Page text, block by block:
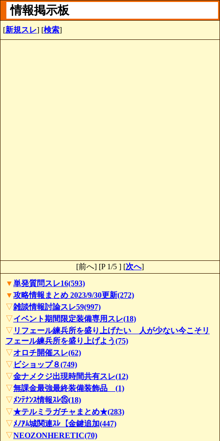
情報掲示板
[新規スレ] [検索]
[前へ] [P 1/5 ] [次へ]
▼単発質問スレ16(593)
▼攻略情報まとめ 2023/9/30更新(272)
▽雑談情報討論スレ59(997)
▽イベント期間限定装備専用スレ(18)
▽ リフェール練兵所を盛り上げたい 人が少ない今こそリ
フェール練兵所を盛り上げよう(75)
▽オロチ開催スレ(62)
▽ ビショップ８(749)
▽金ナメクジ出現時間共有スレ(12)
▽無課金最強最終装備装飾品 (1)
▽ﾒﾝﾃﾅﾝｽ情報ｽﾚ⑮(18)
▽★テルミラガチャまとめ★(283)
▽ﾒﾉｱﾑ城関連ｽﾚ【金鍵追加(447)
▽NEOZONHERETIC(70)